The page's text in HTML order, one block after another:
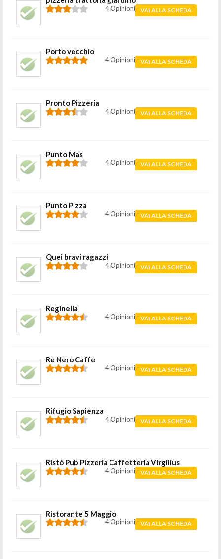
4 Opinioni VAI ALLA SCHEDA
Porto vecchio
4 Opinioni VAI ALLA SCHEDA
Pronto Pizzeria
4 Opinioni VAI ALLA SCHEDA
Punto Mas
4 Opinioni VAI ALLA SCHEDA
Punto Pizza
4 Opinioni VAI ALLA SCHEDA
Quei bravi ragazzi
4 Opinioni VAI ALLA SCHEDA
Reginella
4 Opinioni VAI ALLA SCHEDA
Re Nero Caffe
4 Opinioni VAI ALLA SCHEDA
Rifugio Sapienza
4 Opinioni VAI ALLA SCHEDA
Ristò Pub Pizzeria Caffetteria Virgilius
4 Opinioni VAI ALLA SCHEDA
Ristorante 5 Maggio
4 Opinioni VAI ALLA SCHEDA